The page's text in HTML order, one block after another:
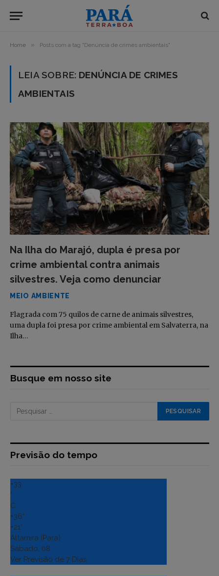
Home » Posts com a tag "Denúncia de crimes ambientais"
LEIA SOBRE: DENÚNCIA DE CRIMES
AMBIENTAIS
Na Ilha do Marajó, dupla é presa por
crime ambiental contra animais
silvestres. Veja como denunciar
MEIO AMBIENTE
Flagrada com 75 quilos de carne de animais silvestres,
uma dupla foi presa por crime ambiental em Salvaterra, na
Ilha…
Busque em nosso site
Previsão do tempo
+33
°
C
+36°
+21°
Altamira (Para)
Sábado, 08
Ver Previsão de 7 Dias